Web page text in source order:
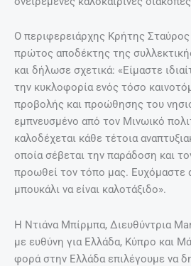
Ο περιφερειάρχης Κρήτης
πρώτος αποδέκτης της
και δήλωσε σχετικά: «Είμαστε
την κυκλοφορία ενός τόσο
προβολής και προώθησης του
εμπνευσμένο από τον Μινωικό
καλοδέχεται κάθε τέτοια
οποία σέβεται την παράδοση και
προωθεί τον τόπο μας. Ευχόμαστε
μπουκάλι να είναι καλοτάξιδο».
Η Ντιάνα Μπίρμπα, Διευθύντρια
με ευθύνη για Ελλάδα, Κύπρο και
φορά στην Ελλάδα επιλέγουμε να